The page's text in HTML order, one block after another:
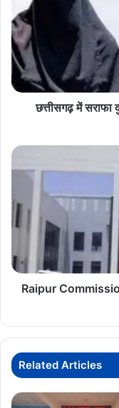
दुकानों
में
बुर्का
और
नकाब
पहनकर
छत्तीसगढ़ में सराफा
Raipur
Commissionerate:
का
कमिश्नरी
लागू
की
तैयारीRaipur
Related Articles